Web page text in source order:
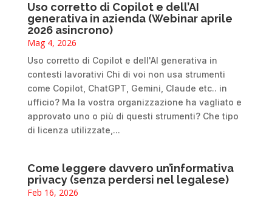
Uso corretto di Copilot e dell’AI
generativa in azienda (Webinar aprile
2026 asincrono)
Mag 4, 2026
Uso corretto di Copilot e dell'AI generativa in
contesti lavorativi Chi di voi non usa strumenti
come Copilot, ChatGPT, Gemini, Claude etc.. in
ufficio? Ma la vostra organizzazione ha vagliato e
approvato uno o più di questi strumenti? Che tipo
di licenza utilizzate,...
Come leggere davvero un’informativa
privacy (senza perdersi nel legalese)
Feb 16, 2026